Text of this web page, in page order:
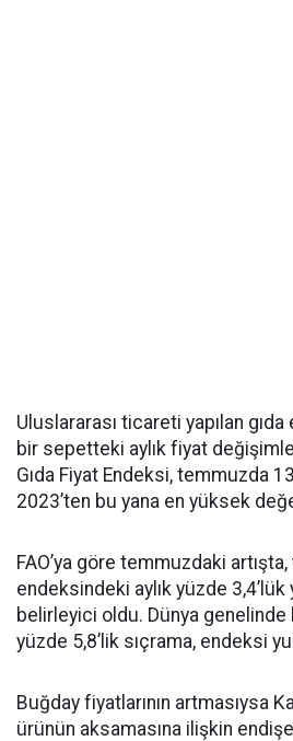
Uluslararası ticareti yapılan
bir sepetteki aylık fiyat
Gıda Fiyat Endeksi, temmuzda
2023’ten bu yana en yüksek
FAO’ya göre temmuzdaki
endeksindeki aylık yüzde
belirleyici oldu. Dünya genelinde
yüzde 5,8’lik sıçrama, endeksi
Buğday fiyatlarının artmasıysa
ürünün aksamasına ilişkin